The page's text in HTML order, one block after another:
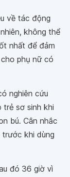
về tác động
không thể
nhất để đảm
phụ nữ có
nghiên cứu
sơ sinh khi
bú. Cân nhắc
khi dùng
đó 36 giờ vì